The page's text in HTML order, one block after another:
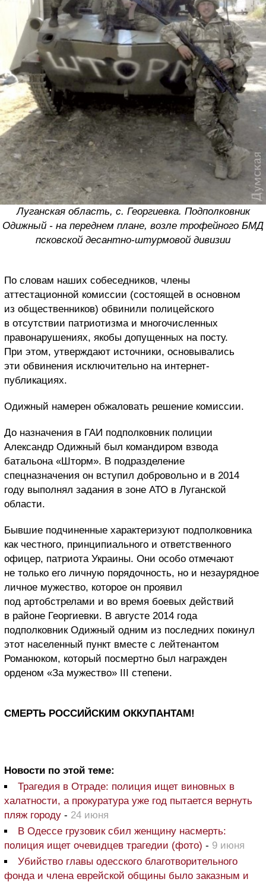
Луганская область, с. Георгиевка. Подполковник
Одижный - на переднем плане, возле трофейного БМД
псковской десантно-штурмовой дивизии
По словам наших собеседников, члены
аттестационной комиссии (состоящей в основном
из общественников) обвинили полицейского
в отсутствии патриотизма и многочисленных
правонарушениях, якобы допущенных на посту.
При этом, утверждают источники, основывались
эти обвинения исключительно на интернет-
публикациях.
Одижный намерен обжаловать решение комиссии.
До назначения в ГАИ подполковник полиции
Александр Одижный был командиром взвода
батальона «Шторм». В подразделение
спецназначения он вступил добровольно и в 2014
году выполнял задания в зоне АТО в Луганской
области.
Бывшие подчиненные характеризуют подполковника
как честного, принципиального и ответственного
офицер, патриота Украины. Они особо отмечают
не только его личную порядочность, но и незаурядное
личное мужество, которое он проявил
под артобстрелами и во время боевых действий
в районе Георгиевки. В августе 2014 года
подполковник Одижный одним из последних покинул
этот населенный пункт вместе с лейтенантом
Романюком, который посмертно был награжден
орденом «За мужество» III степени.
СМЕРТЬ РОССИЙСКИМ ОККУПАНТАМ!
Новости по этой теме:
Трагедия в Отраде: полиция ищет виновных в
халатности, а прокуратура уже год пытается вернуть
пляж городу - 24 июня
В Одессе грузовик сбил женщину насмерть:
полиция ищет очевидцев трагедии (фото) - 9 июня
Убийство главы одесского благотворительного
фонда и члена еврейской общины было заказным и